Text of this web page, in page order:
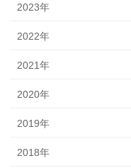
2023年
2022年
2021年
2020年
2019年
2018年